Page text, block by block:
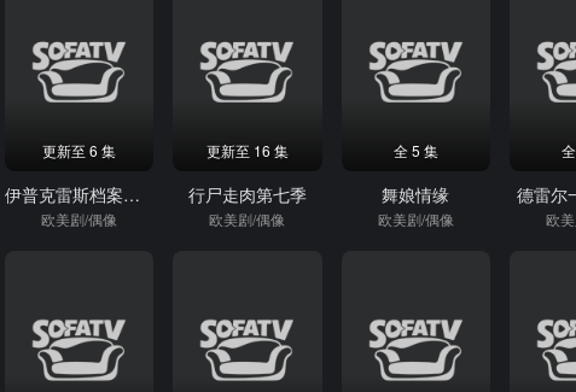
更新至 6 集
伊普克雷斯档案第一季
欧美剧/偶像
更新至 16 集
行尸走肉第七季
欧美剧/偶像
全 5 集
舞娘情缘
欧美剧/偶像
德雷尔
欧